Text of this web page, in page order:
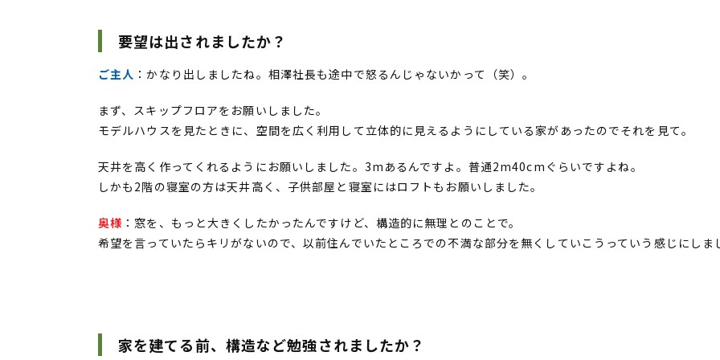
要望は出されましたか？
ご主人 ：かなり出しましたね。相澤社長も途中で怒るんじゃないかって（笑）。
まず、スキップフロアをお願いしました。
モデルハウスを見たときに、空間を広く利用して立体的に見えるようにしている家があったのでそれを見て。
天井を高く作ってくれるようにお願いしました。3mあるんですよ。普通2m40cmぐらいですよね。
しかも2階の寝室の方は天井高く、子供部屋と寝室にはロフトもお願いしました。
奥様 ：窓を、もっと大きくしたかったんですけど、構造的に無理とのことで。
希望を言っていたらキリがないので、以前住んでいたところでの不満な部分を無くしていこうっていう感じにしま
家を建てる前、構造など勉強されましたか？